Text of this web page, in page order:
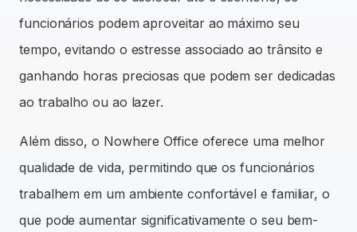
funcionários podem aproveitar ao máximo seu
tempo, evitando o estresse associado ao trânsito e
ganhando horas preciosas que podem ser dedicadas
ao trabalho ou ao lazer.
Além disso, o Nowhere Office oferece uma melhor
qualidade de vida, permitindo que os funcionários
trabalhem em um ambiente confortável e familiar, o
que pode aumentar significativamente o seu bem-